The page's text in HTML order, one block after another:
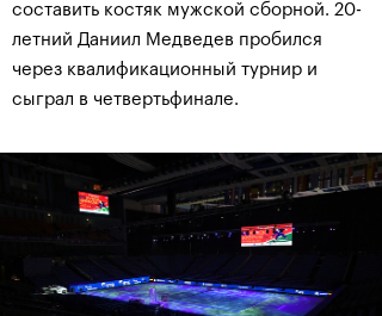
составить костяк мужской сборной. 20-
летний Даниил Медведев пробился
через квалификационный турнир и
сыграл в четвертьфинале.